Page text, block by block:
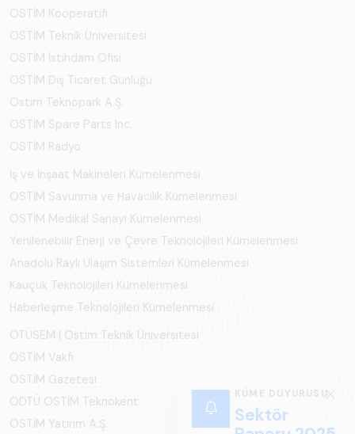
KÜME DUYURUSU
Sektör
OSTİM Kooperatifi
OSTİM Teknik Üniversitesi
OSTİM İstihdam Ofisi
OSTİM Dış Ticaret Günlüğü
Ostim Teknopark A.Ş.
OSTİM Spare Parts Inc.
OSTİM Radyo
İş ve İnşaat Makineleri Kümelenmesi
OSTİM Savunma ve Havacılık Kümelenmesi
OSTİM Medikal Sanayi Kümelenmesi
Yenilenebilir Enerji ve Çevre Teknolojileri Kümelenmesi
Anadolu Raylı Ulaşım Sistemleri Kümelenmesi
Kauçuk Teknolojileri Kümelenmesi
Haberleşme Teknolojileri Kümelenmesi
OTÜSEM | Ostim Teknik Üniversitesi
OSTİM Vakfı
OSTİM Gazetesi
ODTÜ OSTİM Teknokent
OSTİM Yatırım A.Ş.